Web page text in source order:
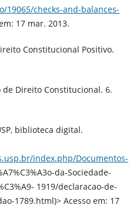
checks-and-balances-
17 mar. 2013.
Constitucional Positivo.
de Direito Constitucional. 6.
biblioteca digital.
index.php/Documentos-
da-Sociedade-
1919/declaracao-de-
1789.html)> Acesso em: 17